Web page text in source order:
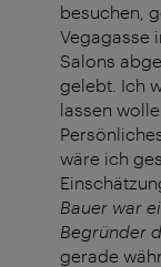
besuchen,
Vegagasse
Salons
gelebt. Ich
lassen
wäre ich
Bauer war
Begründer
gerade